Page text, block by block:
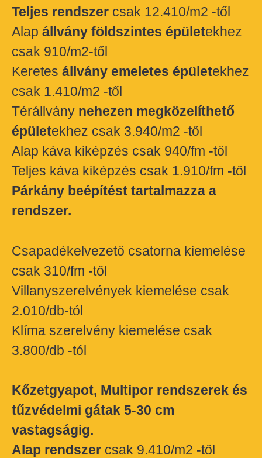
Teljes rendszer csak 12.410/m2 -től
Alap állvány földszintes épületekhez
csak 910/m2-től
Keretes állvány emeletes épületekhez
csak 1.410/m2 -től
Térállvány nehezen megközelíthető
épületekhez csak 3.940/m2 -től
Alap káva kiképzés csak 940/fm -től
Teljes káva kiképzés csak 1.910/fm -től
Párkány beépítést tartalmazza a
rendszer.
Csapadékelvezető csatorna kiemelése
csak 310/fm -től
Villanyszerelvények kiemelése csak
2.010/db-tól
Klíma szerelvény kiemelése csak
3.800/db -tól
Kőzetgyapot, Multipor rendszerek és
tűzvédelmi gátak 5-30 cm
vastagságig.
Alap rendszer csak 9.410/m2 -től